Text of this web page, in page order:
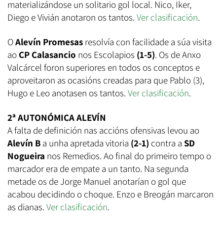
materializándose un solitario gol local. Nico, Iker,
Diego e Vivián anotaron os tantos. Ver clasificación.
OAlevín Promesas resolvía con facilidade a súa visita
ao CP Calasancio nos Escolapios (1-5). Os de Anxo
Valcárcel foron superiores en todos os conceptos e
aproveitaron as ocasións creadas para que Pablo (3),
Hugo e Leo anotasen os tantos. Ver clasificación.
2ª AUTONÓMICA ALEVÍN
A falta de definición nas accións ofensivas levou ao
Alevín B a unha apretada vitoria (2-1) contra a SD
Nogueira nos Remedios. Ao final do primeiro tempo o
marcador era de empate a un tanto. Na segunda
metade os de Jorge Manuel anotarían o gol que
acabou decidindo o choque. Enzo e Breogán marcaron
as dianas. Ver clasificación.